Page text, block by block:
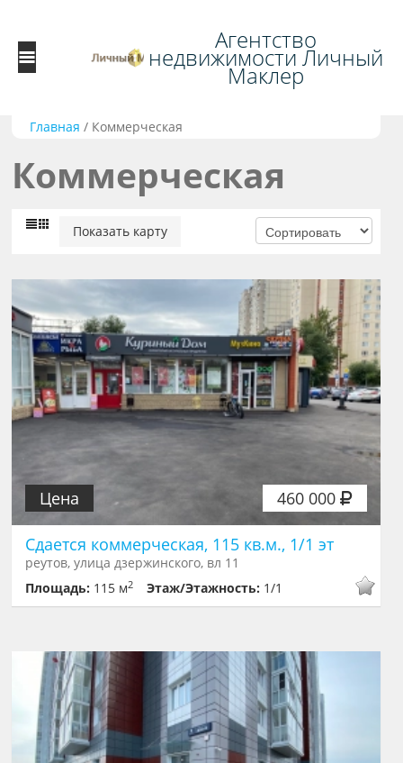
Агентство
недвижимости Личный
Маклер
Главная / Коммерческая
Коммерческая
Показать карту
460 000
Цена
Сдается коммерческая, 115 кв.м., 1/1 эт
реутов, улица дзержинского, вл 11
Площадь: 115 м2 Этаж/Этажность: 1/1